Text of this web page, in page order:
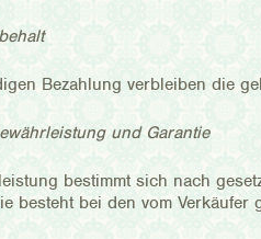
Bezahlung verbleiben die
und Garantie
bestimmt sich nach
besteht bei den vom